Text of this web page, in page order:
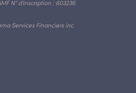
Services Financiers inc.
N° d'inscription : 603236